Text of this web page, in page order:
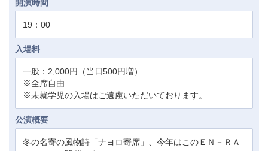
開演時間
19：00
入場料
一般：2,000円（当日500円増）
※全席自由
※未就学児の入場はご遠慮いただいております。
公演概要
冬の名寄の風物詩「ナヨロ寄席」、今年はこのＥＮ－ＲＡ